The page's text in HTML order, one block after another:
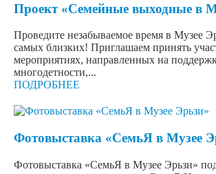
Проект «Семейные выходные в
Проведите незабываемое время в Музее
самых близких! Приглашаем принять
мероприятиях, направленных на
многодетности,...
ПОДРОБНЕЕ
Фотовыставка «СемьЯ в Музее
Фотовыставка «СемьЯ в Музее Эрьзи»